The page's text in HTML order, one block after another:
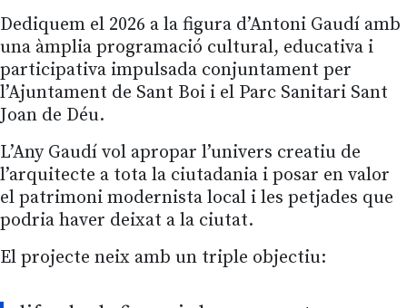
Dediquem el 2026 a la figura d’Antoni Gaudí amb
una àmplia programació cultural, educativa i
participativa impulsada conjuntament per
l’Ajuntament de Sant Boi i el Parc Sanitari Sant
Joan de Déu.
L’Any Gaudí vol apropar l’univers creatiu de
l’arquitecte a tota la ciutadania i posar en valor
el patrimoni modernista local i les petjades que
podria haver deixat a la ciutat.
El projecte neix amb un triple objectiu: